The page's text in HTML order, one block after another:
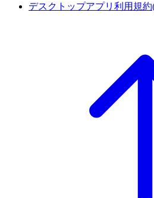
デスクトップアプリ利用規約